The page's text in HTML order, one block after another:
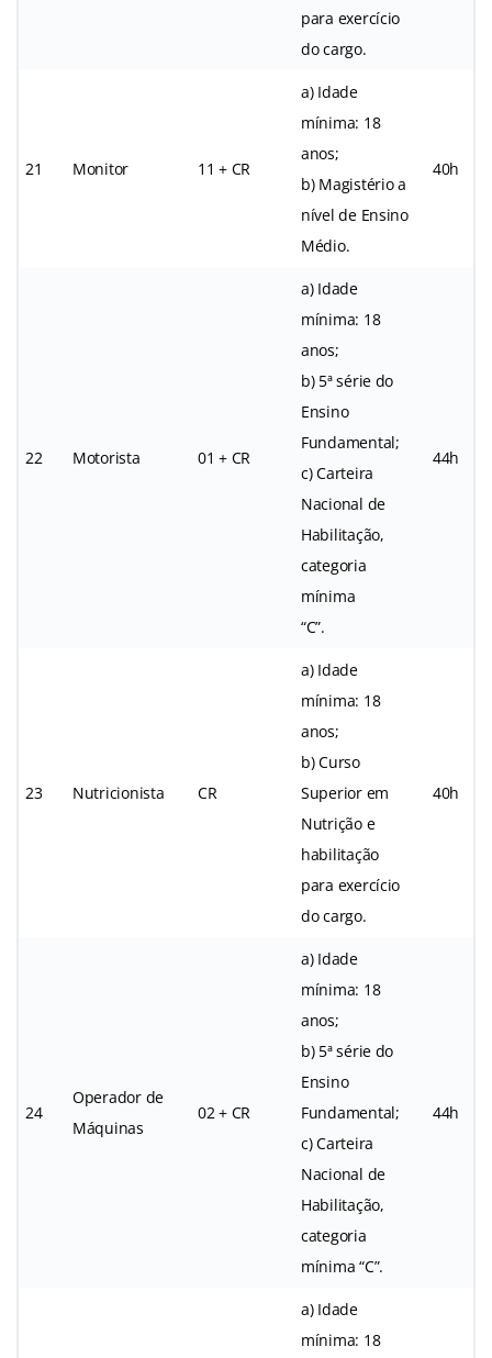
para exercício
do cargo.
21 Monitor 11 + CR
a) Idade
mínima: 18
anos;
b) Magistério a
nível de Ensino
Médio.
40h
22 Motorista 01 + CR
a) Idade
mínima: 18
anos;
b) 5ª série do
Ensino
Fundamental;
c) Carteira
Nacional de
Habilitação,
categoria
mínima
“C”.
44h
23 Nutricionista CR
a) Idade
mínima: 18
anos;
b) Curso
Superior em
Nutrição e
habilitação
para exercício
do cargo.
40h
24
Operador de
Máquinas
02 + CR
a) Idade
mínima: 18
anos;
b) 5ª série do
Ensino
Fundamental;
c) Carteira
Nacional de
Habilitação,
categoria
mínima “C”.
44h
a) Idade
mínima: 18